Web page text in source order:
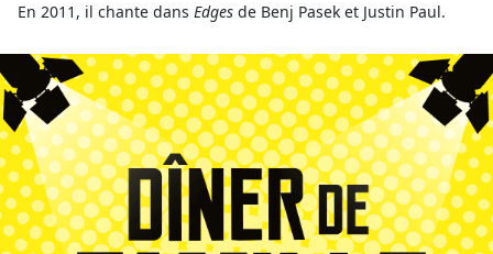
En 2011, il chante dans Edges de Benj Pasek et Justin Paul.